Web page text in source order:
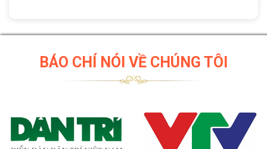
BÁO CHÍ NÓI VỀ CHÚNG TÔI